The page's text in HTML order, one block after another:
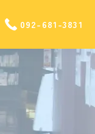
092-681-3831